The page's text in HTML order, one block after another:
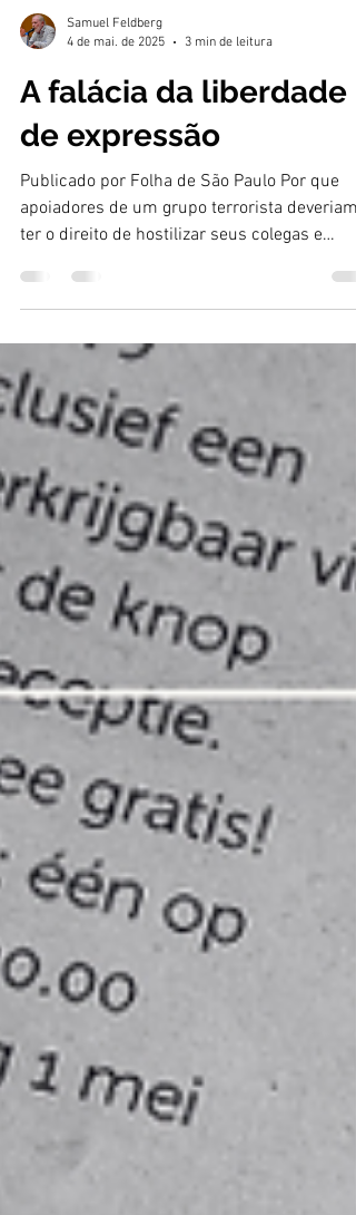
4 de mai. de 2025
3 min de leitura
A falácia da liberdade
de expressão
Publicado por Folha de São Paulo Por que
ter o direito de hostilizar seus colegas e
impedi-los...